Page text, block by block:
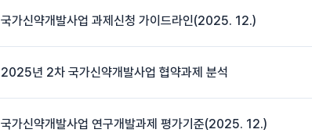
국가신약개발사업 과제신청 가이드라인(2025. 12.)
2025년 2차 국가신약개발사업 협약과제 분석
국가신약개발사업 연구개발과제 평가기준(2025. 12.)